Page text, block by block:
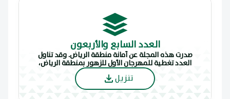
العدد السابع والأربعون
صدرت هذه المجلة عن أمانة منطقة الرياض. وقد تناول
العدد تغطية للمهرجان الأول للزهور بمنطقة الرياض،
افتتاح معرض الكتاب الأول للطفل، وضع حجر الأساس لمبنى
مجلس الغرف التجارية والصناعية بالرياض.
تنزيل